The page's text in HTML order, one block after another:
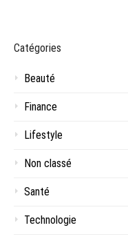
Catégories
Beauté
Finance
Lifestyle
Non classé
Santé
Technologie